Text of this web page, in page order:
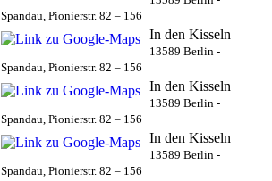
Spandau, Pionierstr. 82 – 156
In den Kisseln
13589 Berlin -
Spandau, Pionierstr. 82 – 156
In den Kisseln
13589 Berlin -
Spandau, Pionierstr. 82 – 156
In den Kisseln
13589 Berlin -
Spandau, Pionierstr. 82 – 156